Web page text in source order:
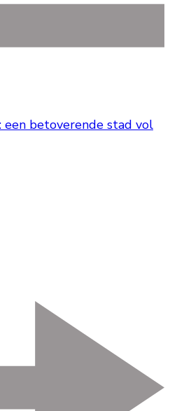
een betoverende stad vol